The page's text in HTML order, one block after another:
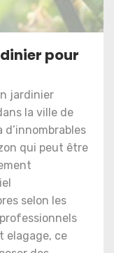
pour
jardinier
la ville de
qui peut être
selon les
elagage, ce